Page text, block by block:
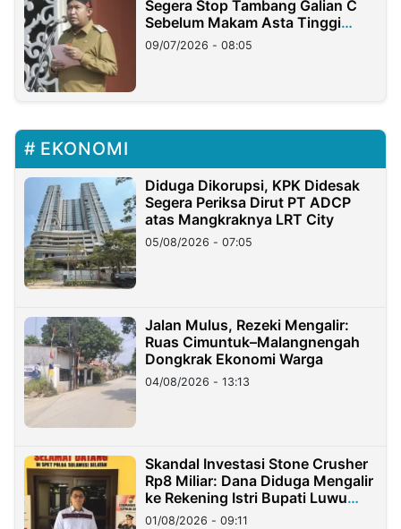
Segera Stop Tambang Galian C
Sebelum Makam Asta Tinggi
Longsor
09/07/2026 - 08:05
EKONOMI
Diduga Dikorupsi, KPK Didesak
Segera Periksa Dirut PT ADCP
atas Mangkraknya LRT City
05/08/2026 - 07:05
Jalan Mulus, Rezeki Mengalir:
Ruas Cimuntuk–Malangnengah
Dongkrak Ekonomi Warga
04/08/2026 - 13:13
Skandal Investasi Stone Crusher
Rp8 Miliar: Dana Diduga Mengalir
ke Rekening Istri Bupati Luwu
Timur
01/08/2026 - 09:11